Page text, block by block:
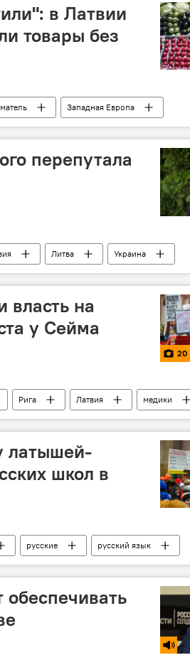
в Латвии
товары без
Западная Европа
перепутала
Литва Украина
власть на
у Сейма
20
Рига Латвия
медики
латышей-
школ в
русские
русский язык